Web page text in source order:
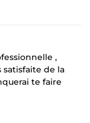
,
satisfaite de la
te faire